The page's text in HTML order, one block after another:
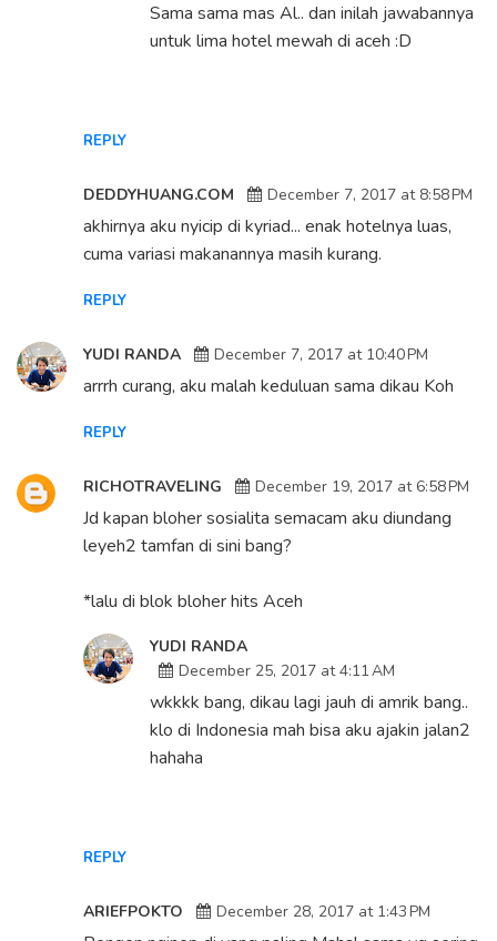
REPLY
Sama sama mas Al.. dan inilah jawabannya
untuk lima hotel mewah di aceh :D
DEDDYHUANG.COM December 7, 2017 at 8:58 PM
akhirnya aku nyicip di kyriad... enak hotelnya luas,
cuma variasi makanannya masih kurang.
REPLY
YUDI RANDA December 7, 2017 at 10:40 PM
arrrh curang, aku malah keduluan sama dikau Koh
REPLY
RICHOTRAVELING December 19, 2017 at 6:58 PM
Jd kapan bloher sosialita semacam aku diundang
leyeh2 tamfan di sini bang?
*lalu di blok bloher hits Aceh
REPLY
YUDI RANDA
December 25, 2017 at 4:11 AM
wkkkk bang, dikau lagi jauh di amrik bang..
klo di Indonesia mah bisa aku ajakin jalan2
hahaha
ARIEFPOKTO December 28, 2017 at 1:43 PM